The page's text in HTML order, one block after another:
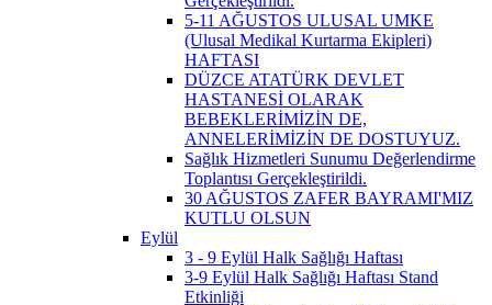
5-11 AĞUSTOS ULUSAL UMKE
(Ulusal Medikal Kurtarma Ekipleri)
HAFTASI
DÜZCE ATATÜRK DEVLET
HASTANESİ OLARAK
BEBEKLERİMİZİN DE,
ANNELERİMİZİN DE DOSTUYUZ.
Sağlık Hizmetleri Sunumu Değerlendirme
Toplantısı Gerçekleştirildi.
30 AĞUSTOS ZAFER BAYRAMI'MIZ
KUTLU OLSUN
Eylül
3 - 9 Eylül Halk Sağlığı Haftası
3-9 Eylül Halk Sağlığı Haftası Stand
Etkinliği